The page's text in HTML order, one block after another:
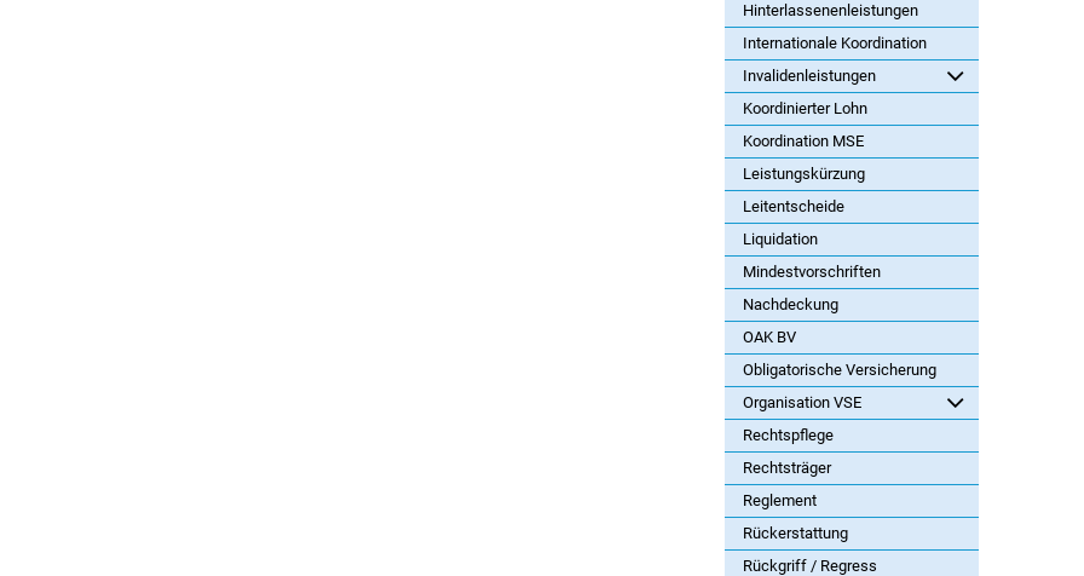
Hinterlassenenleistungen
Internationale Koordination
Invalidenleistungen
Koordinierter Lohn
Koordination MSE
Leistungskürzung
Leitentscheide
Liquidation
Mindestvorschriften
Nachdeckung
OAK BV
Obligatorische Versicherung
Organisation VSE
Rechtspflege
Rechtsträger
Reglement
Rückerstattung
Rückgriff / Regress